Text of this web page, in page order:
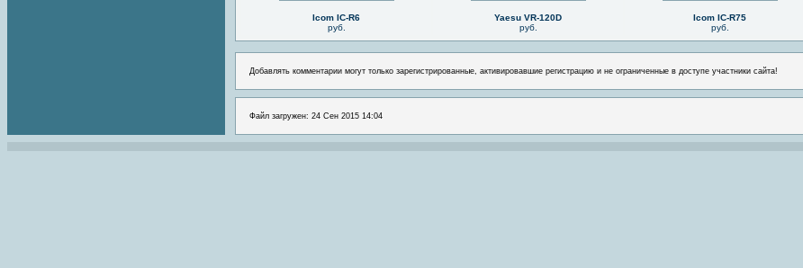
Icom IC-R6
руб.
Yaesu VR-120D
руб.
Icom IC-R75
руб.
Добавлять комментарии могут только зарегистрированные, активировавшие регистрацию и не ограниченные в доступе участники сайта!
Файл загружен: 24 Сен 2015 14:04